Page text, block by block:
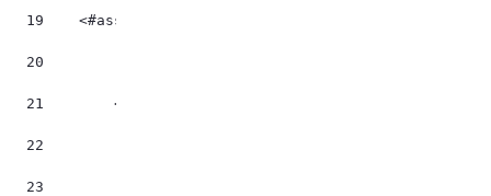
19
<#assign lienpages =
20
21
<#if
22
23